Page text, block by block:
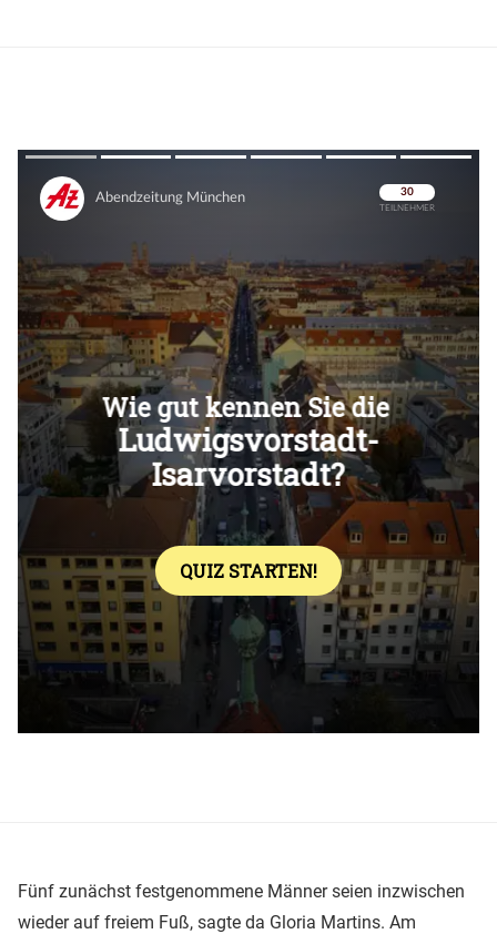
Überspringen
Überspringen
Fünf zunächst festgenommene Männer seien inzwischen
wieder auf freiem Fuß, sagte da Gloria Martins. Am